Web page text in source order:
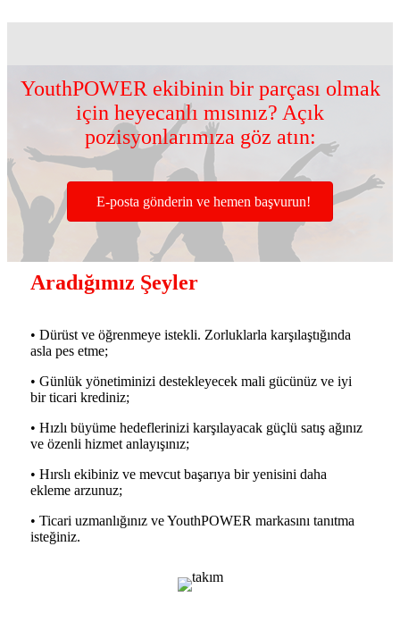
YouthPOWER ekibinin bir parçası olmak
için heyecanlı mısınız? Açık
pozisyonlarımıza göz atın:
E-posta gönderin ve hemen başvurun!
Aradığımız Şeyler
• Dürüst ve öğrenmeye istekli. Zorluklarla karşılaştığında
asla pes etme;
• Günlük yönetiminizi destekleyecek mali gücünüz ve iyi
bir ticari krediniz;
• Hızlı büyüme hedeflerinizi karşılayacak güçlü satış ağınız
ve özenli hizmet anlayışınız;
• Hırslı ekibiniz ve mevcut başarıya bir yenisini daha
ekleme arzunuz;
• Ticari uzmanlığınız ve YouthPOWER markasını tanıtma
isteğiniz.